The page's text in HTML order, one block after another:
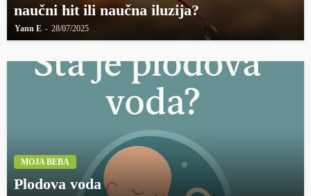
naučni hit ili naučna iluzija?
Yann E 28/07/2025
MOJA BEBA
Plodova voda